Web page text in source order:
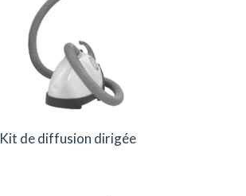
Kit de diffusion dirigée